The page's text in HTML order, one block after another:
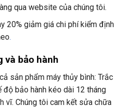
qua website của chúng tôi.
20% giảm giá chi phí kiểm định
.
và bảo hành
sản phẩm máy thủy bình: Trắc
bảo hành kéo dài 12 tháng
vĩ. Chúng tôi cam kết sửa chữa